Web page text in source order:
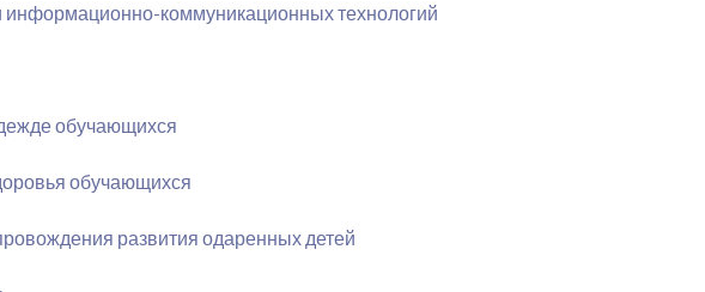
коммуникационных технологий
обучающихся
обучающихся
развития одаренных детей